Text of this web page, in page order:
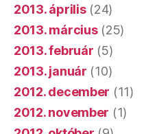
2013. április(24)
2013. március(25)
2013. február (5)
2013. január (10)
2012. december (11)
2012. november (1)